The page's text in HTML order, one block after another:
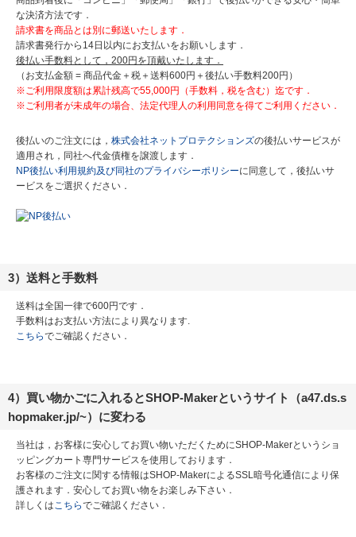
な決済方法です．
請求書を商品とは別に郵送いたします．
請求書発行から14日以内にお支払いをお願いします．
後払い手数料として，200円を頂戴いたします．
（お支払金額 = 商品代金＋税＋送料600円＋後払い手数料200円）
※ご利用限度額は累計残高で55,000円（手数料，税を含む）迄です．
※ご利用者が未成年の場合、法定代理人の利用同意を得てご利用ください．
後払いのご注文には， 株式会社ネットプロテクションズの後払いサービスが
適用され，同社へ代金債権を譲渡します．
NP後払い利用規約及び同社のプライバシーポリシーに同意して，後払いサ
ービスをご選択ください．
3）送料と手数料
送料は全国一律で600円です．
手数料はお支払い方法により異なります.
こちらでご確認ください．
4）買い物かごに入れるとSHOP-Makerというサイト（a47.ds.s
hopmaker.jp/~）に変わる
当社は，お客様に安心してお買い物いただくためにSHOP-Makerというショ
ッピングカート専門サービスを使用しております．
お客様のご注文に関する情報はSHOP-MakerによるSSL暗号化通信により保
護されます．安心してお買い物をお楽しみ下さい．
詳しくはこちらでご確認ください．